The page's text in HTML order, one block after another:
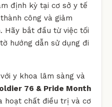
định kỳ tại cơ sở y tế
công và giảm
Hãy bắt đầu từ việc tối
hướng dẫn sử dụng đi
y khoa lâm sàng và
76 & Pride Month
hoạt chất điều trị và cơ